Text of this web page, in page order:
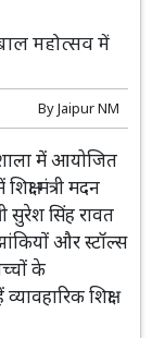
महोत्सव में
ByJaipur NM
में आयोजित
मंत्री मदन
सुरेश सिंह रावत
और स्टॉल्स
के
शिक्षा